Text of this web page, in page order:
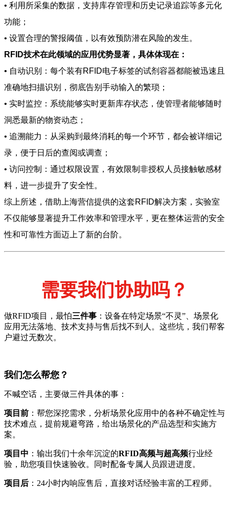
• 利用所采集的数据，支持库存管理和历史记录追踪等多元化
功能；
• 设置合理的警报阈值，以有效预防潜在风险的发生。
RFID技术在此领域的应用优势显著，具体体现在：
• 自动识别：每个装有RFID电子标签的试剂容器都能被迅速且
准确地扫描识别，彻底告别手动输入的繁琐；
• 实时监控：系统能够实时更新库存状态，使管理者能够随时
洞悉最新的物资动态；
• 追溯能力：从采购到最终消耗的每一个环节，都会被详细记
录，便于日后的查阅或调查；
• 访问控制：通过权限设置，有效限制非授权人员接触敏感材
料，进一步提升了安全性。
综上所述，借助上海营信提供的这套RFID解决方案，实验室
不仅能够显著提升工作效率和管理水平，更在整体运营的安全
性和可靠性方面迈上了新的台阶。
需要我们协助吗？
做RFID项目，最怕三件事 ：设备在特定场景“不灵”、场景化
应用无法落地、技术支持与售后找不到人。这些坑，我们帮客
户避过无数次。
我们怎么帮您？
不喊空话，主要做三件具体的事：
项目前 ：帮您深挖需求，分析场景化应用中的各种不确定性与
技术难点，提前规避弯路，给出场景化的产品选型和实施方
案。
项目中 ：输出我们十余年沉淀的RFID高频与超高频行业经
验，助您项目快速验收。同时配备专属人员跟进进度。
项目后 ：24小时内响应售后，直接对话经验丰富的工程师。